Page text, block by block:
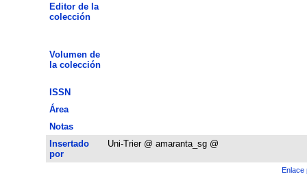
Editor de la
colección
Volumen de
la colección
ISSN
Área
Notas
Insertado
por
Uni-Trier @ amaranta_sg @
Enlace